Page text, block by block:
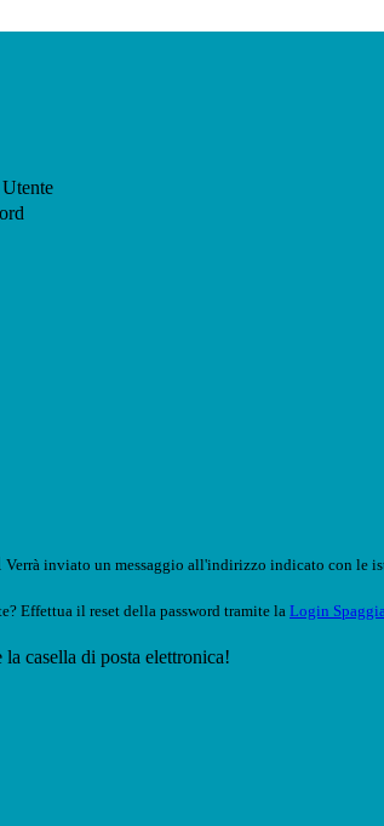
Verrà inviato un messaggio all'indirizzo indicato con le
Effettua il reset della password tramite la Login
casella di posta elettronica!